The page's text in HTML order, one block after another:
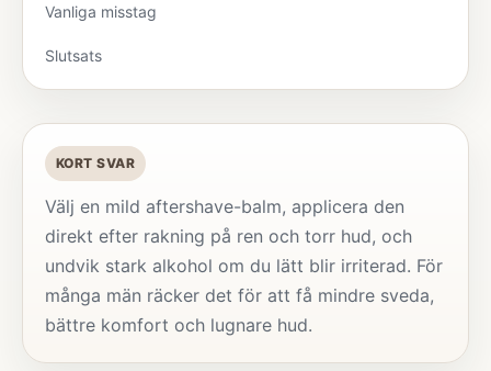
Vanliga misstag
Slutsats
KORT SVAR
Välj en mild aftershave-balm, applicera den
direkt efter rakning på ren och torr hud, och
undvik stark alkohol om du lätt blir irriterad. För
många män räcker det för att få mindre sveda,
bättre komfort och lugnare hud.